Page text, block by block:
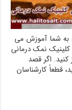
به شما آموزش می
نمک درمانی
اگر قصد
قطعاً کارشناسان